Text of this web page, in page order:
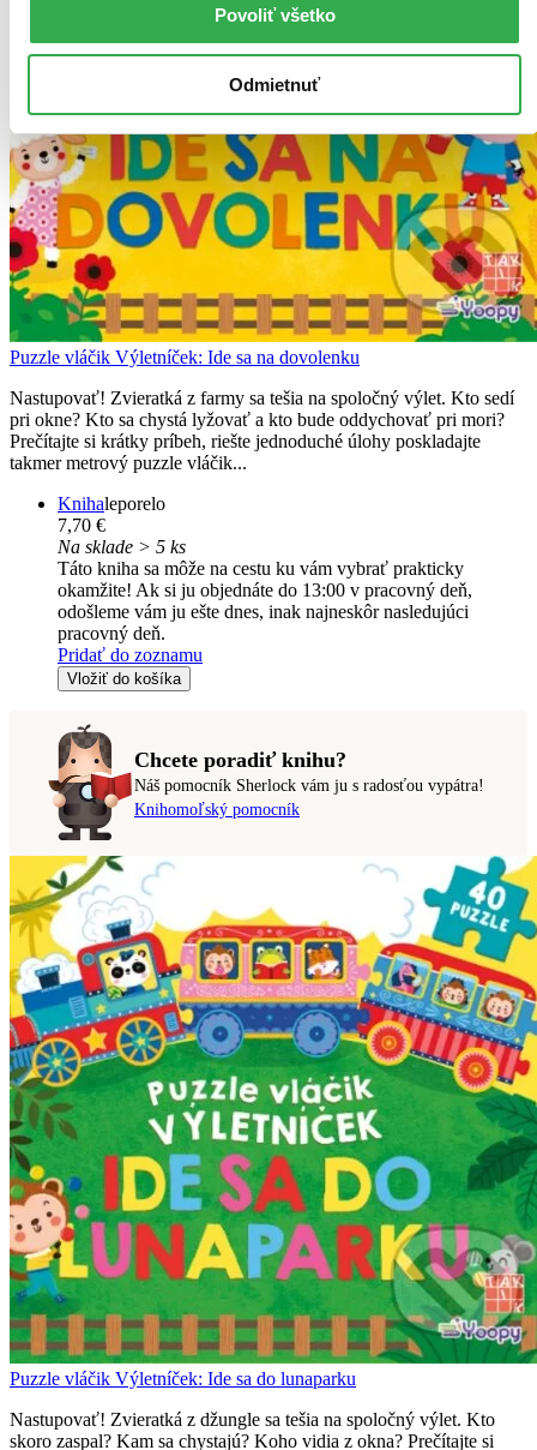
Povoliť všetko
Odmietnuť
Puzzle vláčik Výletníček: Ide sa na dovolenku
Nastupovať! Zvieratká z farmy sa tešia na spoločný výlet. Kto sedí
pri okne? Kto sa chystá lyžovať a kto bude oddychovať pri mori?
Prečítajte si krátky príbeh, riešte jednoduché úlohy poskladajte
takmer metrový puzzle vláčik...
Knihaleporelo
7,70 €
Na sklade > 5 ks
Táto kniha sa môže na cestu ku vám vybrať prakticky
okamžite! Ak si ju objednáte do 13:00 v pracovný deň,
odošleme vám ju ešte dnes, inak najneskôr nasledujúci
pracovný deň.
Pridať do zoznamu
Vložiť do košíka
Chcete poradiť knihu?
Náš pomocník Sherlock vám ju s radosťou vypátra!
Knihomoľský pomocník
Puzzle vláčik Výletníček: Ide sa do lunaparku
Nastupovať! Zvieratká z džungle sa tešia na spoločný výlet. Kto
skoro zaspal? Kam sa chystajú? Koho vidia z okna? Prečítajte si